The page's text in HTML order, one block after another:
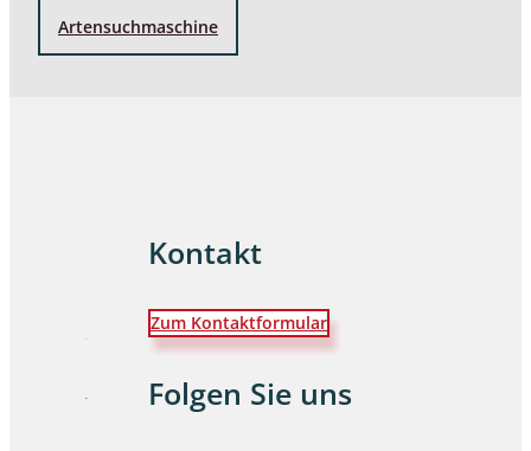
Artensuchmaschine
Kontakt
Zum Kontaktformular
Folgen Sie uns